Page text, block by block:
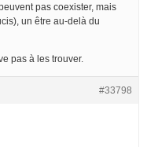
pas coexister, mais
un être au-delà du
pas à les trouver.
#33798